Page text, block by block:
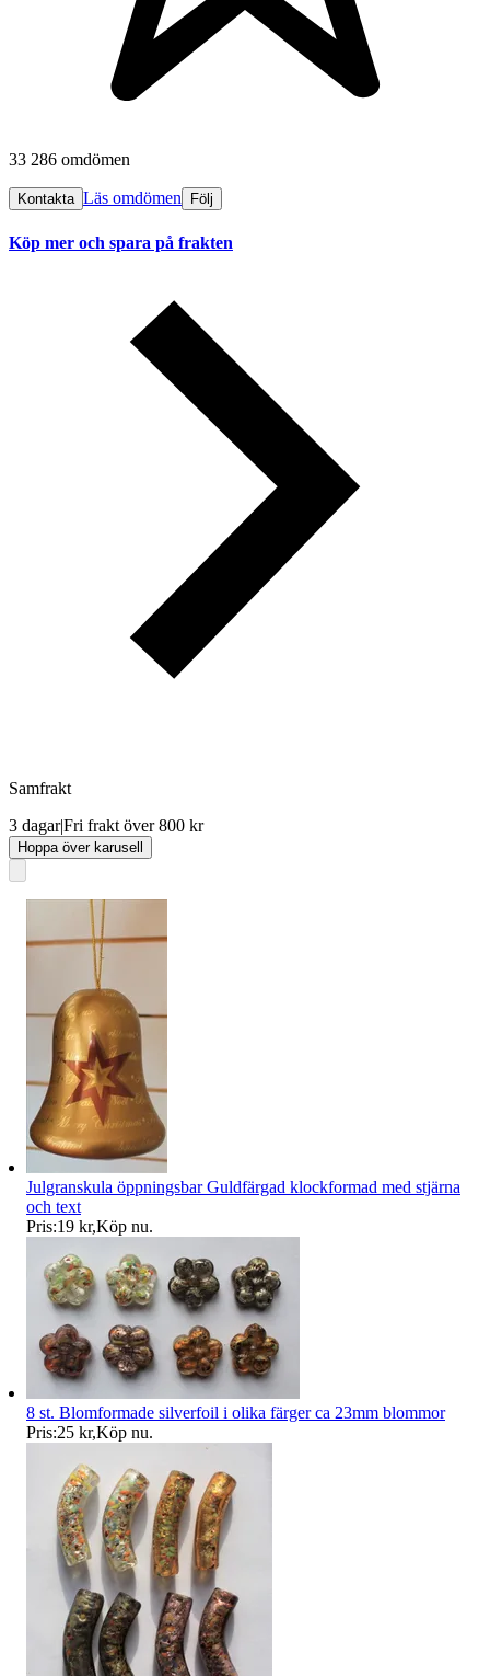
33 286 omdömen
Kontakta Läs omdömen Följ
Köp mer och spara på frakten
Samfrakt
3 dagar|Fri frakt över 800 kr
Hoppa över karusell
Julgranskula öppningsbar Guldfärgad klockformad med stjärna
och text
Pris:19 kr,Köp nu.
8 st. Blomformade silverfoil i olika färger ca 23mm blommor
Pris:25 kr,Köp nu.